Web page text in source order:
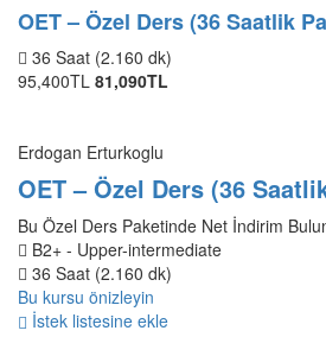
OET – Özel Ders (36 Saatlik
36 Saat (2.160 dk)
95,400TL 81,090TL
Erdogan Erturkoglu
OET – Özel Ders (36
Bu Özel Ders Paketinde Net İndirim
B2+ - Upper-intermediate
36 Saat (2.160 dk)
Bu kursu önizleyin
İstek listesine ekle